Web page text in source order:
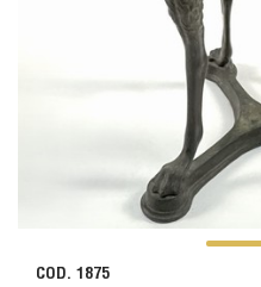
COD. 1875